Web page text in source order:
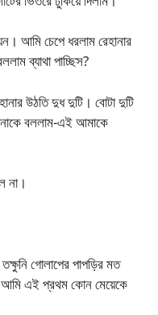
আমি চেপে ধরলাম রেহানার
ব্যাথা পাচ্ছিস?
উঠতি দুধ দুটি। বোটা দুটি
বললাম-এই আমাকে
না।
গোলাপের পাপড়ির মত
আমি এই প্রথম কোন মেয়েকে